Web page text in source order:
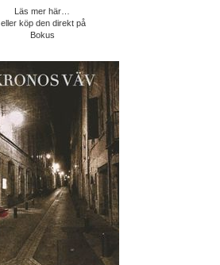
Läs mer här…
eller köp den direkt på
Bokus